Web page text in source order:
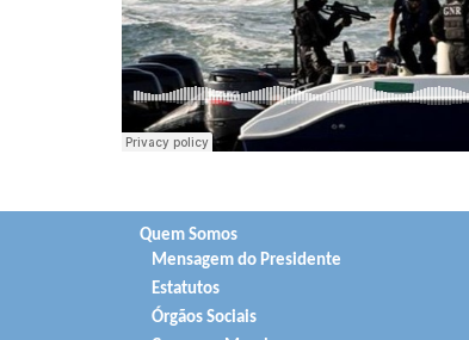
Quem Somos
Mensagem do Presidente
Estatutos
Órgãos Sociais